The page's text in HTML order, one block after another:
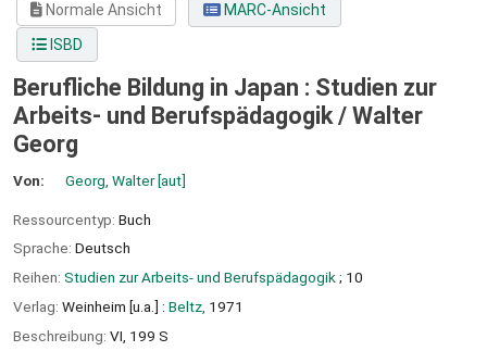
Normale Ansicht
MARC-Ansicht
ISBD
Berufliche Bildung in Japan : Studien zur
Arbeits- und Berufspädagogik / Walter
Georg
Von: Georg, Walter[aut]
Ressourcentyp: Buch
Sprache: Deutsch
Reihen: Studien zur Arbeits- und Berufspädagogik ; 10
Verlag: Weinheim [u.a.] : Beltz, 1971
Beschreibung: VI, 199 S